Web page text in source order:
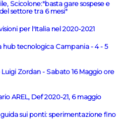
Scicolone:"basta gare sospese e
settore tra 6 mesi"
per l'Italia nel 2020-2021
hub tecnologica Campania - 4 - 5
Zordan - Sabato 16 Maggio ore
AREL, Def 2020-21, 6 maggio
sui ponti: sperimentazione fino